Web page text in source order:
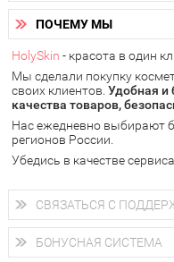
получить заказ в пунктах
самовывоза.
В 20 городах России
следующий день.
у Вас всегда есть
доставку от HolySkin.
подробнее об условиях
Вы можете оплатить свой
наличными деньгами (
через интернет-банк
электронными
ПОЧЕМУ МЫ
HolySkin - красота в один
Мы сделали покупку
своих клиентов. Удобная и
качества товаров,
Нас ежедневно выбирают
регионов России.
Убедись в качестве
СВЯЗАТЬСЯ С
+7 (800) 707-24-55
Мы будем рады ответить
магазина,
БОНУСНАЯ СИСТЕМА